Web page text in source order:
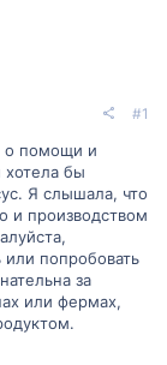
#1
о помощи и
бы
Я слышала, что
и производством
попробовать
за
или фермах,